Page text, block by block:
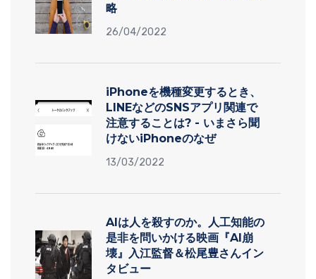
略
26/04/2022
iPhoneを機種変更するとき、
LINEなどのSNSアプリ関連で
注意することは? - いまさら聞
けないiPhoneのなぜ
13/03/2022
AIは人を殺すのか。人工知能の
是非を問いかける映画『AI崩
壊』入江監督＆松尾豊さんイン
タビュー